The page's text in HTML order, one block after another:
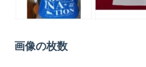
画像の枚数